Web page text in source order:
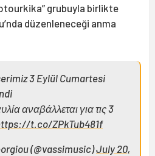
grubuyla birlikte
düzenleneceği anma
3 Eylül Cumartesi
αναβάλλεται για τις 3
t.co/ZPkTub481f
(@vassimusic)July 20,